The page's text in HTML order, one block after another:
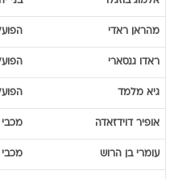
מהראן ראדי
ראדו גנסארי
גיא מלמד
אופיר דוידזאדה
עומרי בן הרוש